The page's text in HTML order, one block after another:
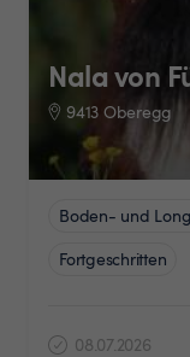
Nala von
9413 Oberegg
Boden- und
Fortgeschritten
08.07.2026